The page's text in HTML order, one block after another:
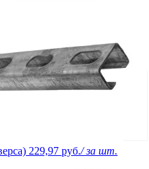
229,97 руб./ за шт.